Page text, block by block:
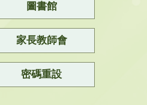
圖書館
家長教師會
密碼重設